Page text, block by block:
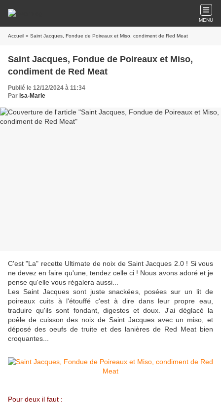
MENU
Accueil » Saint Jacques, Fondue de Poireaux et Miso, condiment de Red Meat
Saint Jacques, Fondue de Poireaux et Miso,
condiment de Red Meat
Publié le 12/12/2024 à 11:34
Par Isa-Marie
C'est "La" recette Ultimate de noix de Saint Jacques 2.0 ! Si vous
ne devez en faire qu'une, tendez celle ci ! Nous avons adoré et je
pense qu'elle vous régalera aussi...
Les Saint Jacques sont juste snackées, posées sur un lit de
poireaux cuits à l'étouffé c'est à dire dans leur propre eau,
traduire qu'ils sont fondant, digestes et doux. J'ai déglacé la
poêle de cuisson des noix de Saint Jacques avec un miso, et
déposé des oeufs de truite et des lanières de Red Meat bien
croquantes...
Pour deux il faut :